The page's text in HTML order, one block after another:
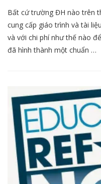
Bất cứ trường ĐH nào trên
cung cấp giáo trình và tài
và với chi phí như thế nào
đã hình thành một chuẩn …